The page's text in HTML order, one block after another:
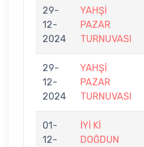
29-
12-
2024
YAHŞİ
PAZAR
TURNUVASI
29-
12-
2024
YAHŞİ
PAZAR
TURNUVASI
01-
12-
İYİ Kİ
DOĞDUN